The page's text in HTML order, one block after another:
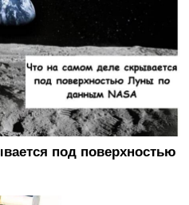
под поверхностью